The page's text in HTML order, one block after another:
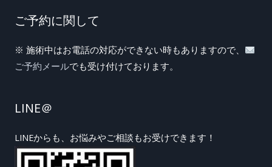
ご予約に関して
※ 施術中はお電話の対応ができない時もありますので、
ご予約メールでも受け付けております。
LINE＠
LINEからも、お悩みやご相談もお受けできます！